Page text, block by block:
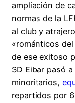
ampliación de
normas de la
al club y
«románticos
de ese exitoso
SD Eibar pasó
minoritarios,
repartidos por